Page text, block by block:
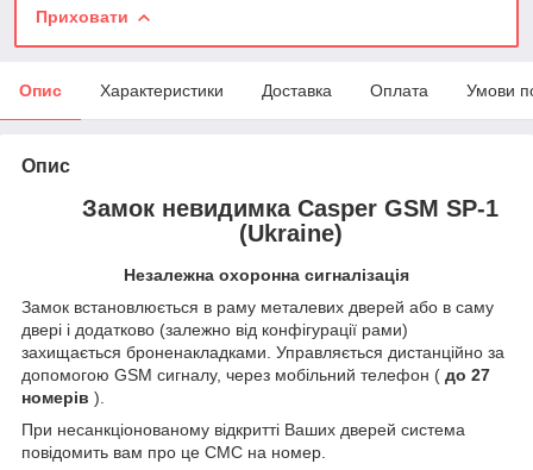
Приховати
Опис Характеристики Доставка Оплата Умови
Опис
Замок невидимка Casper GSM SP-1
(Ukraine)
Незалежна охоронна сигналізація
Замок встановлюється в раму металевих дверей або в саму
двері і додатково (залежно від конфігурації рами)
захищається броненакладками. Управляється дистанційно за
допомогою GSM сигналу, через мобільний телефон ( до 27
номерів ).
При несанкціонованому відкритті Ваших дверей система
повідомить вам про це СМС на номер.